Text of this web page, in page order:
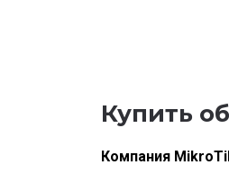
Купить
Компания